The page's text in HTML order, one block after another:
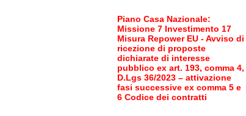
Piano Casa Nazionale:
Missione 7 Investimento 17
Misura Repower EU - Avviso di
ricezione di proposte
dichiarate di interesse
pubblico ex art. 193, comma 4,
D.Lgs 36/2023 – attivazione
fasi successive ex comma 5 e
6 Codice dei contratti